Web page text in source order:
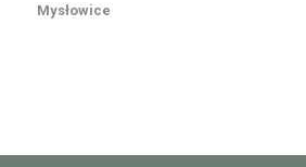
Mysłowice